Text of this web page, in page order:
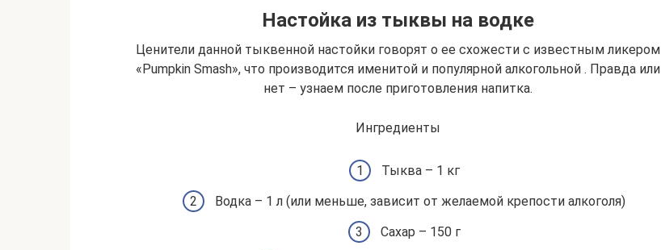
Настойка из тыквы на водке
Ценители данной тыквенной настойки говорят о ее схожести с известным ликером
«Pumpkin Smash», что производится именитой и популярной алкогольной . Правда или
нет – узнаем после приготовления напитка.
Ингредиенты
Тыква – 1 кг
Водка – 1 л (или меньше, зависит от желаемой крепости алкоголя)
Сахар – 150 г